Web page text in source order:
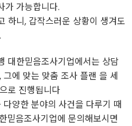
가 가능합니다.
하니, 갑작스러운 상황이 생겨도
대한믿음조사기업에서는 상담
에 맞는 맞춤 조사 플랜 을 세
로 진행됩니다
양한 분야의 사건을 다루기 때
믿음조사기업에 문의해보시면